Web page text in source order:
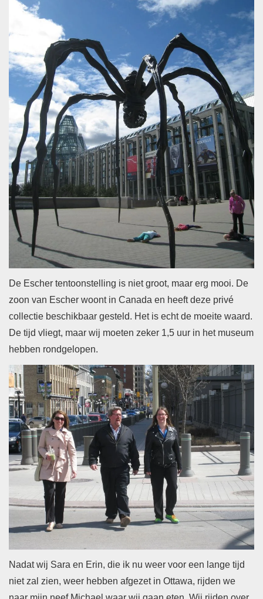
De Escher tentoonstelling is niet groot, maar erg mooi. De
zoon van Escher woont in Canada en heeft deze privé
collectie beschikbaar gesteld. Het is echt de moeite waard.
De tijd vliegt, maar wij moeten zeker 1,5 uur in het museum
hebben rondgelopen.
Nadat wij Sara en Erin, die ik nu weer voor een lange tijd
niet zal zien, weer hebben afgezet in Ottawa, rijden we